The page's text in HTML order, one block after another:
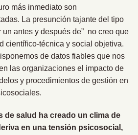
más inmediato son
La presunción tajante del tipo
un antes y después de” no creo que
científico-técnica y social objetiva.
de datos fiables que nos
las organizaciones el impacto de
y procedimientos de gestión en
de salud ha creado un clima de
en una tensión psicosocial,